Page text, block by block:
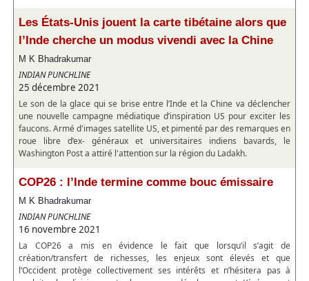
Les États-Unis jouent la carte tibétaine alors que
l’Inde cherche un modus vivendi avec la Chine
M K Bhadrakumar
INDIAN PUNCHLINE
25 décembre 2021
Le son de la glace qui se brise entre l’Inde et la Chine va déclencher
une nouvelle campagne médiatique d’inspiration US pour exciter les
faucons. Armé d'images satellite US, et pimenté par des remarques en
roue libre d’ex- généraux et universitaires indiens bavards, le
Washington Post a attiré l'attention sur la région du Ladakh.
COP26 : l’Inde termine comme bouc émissaire
M K Bhadrakumar
INDIAN PUNCHLINE
16 novembre 2021
La COP26 a mis en évidence le fait que lorsqu’il s’agit de
création/transfert de richesses, les enjeux sont élevés et que
l’Occident protège collectivement ses intérêts et n’hésitera pas à